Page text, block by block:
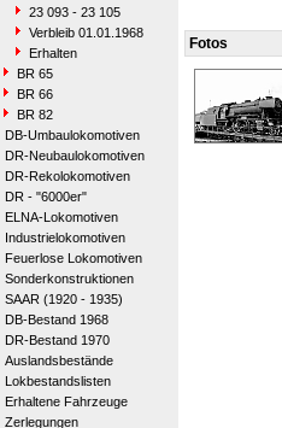
23 093 - 23 105
Verbleib 01.01.1968
Erhalten
BR 65
BR 66
BR 82
DB-Umbaulokomotiven
DR-Neubaulokomotiven
DR-Rekolokomotiven
DR - "6000er"
ELNA-Lokomotiven
Industrielokomotiven
Feuerlose Lokomotiven
Sonderkonstruktionen
SAAR (1920 - 1935)
DB-Bestand 1968
DR-Bestand 1970
Auslandsbestände
Lokbestandslisten
Erhaltene Fahrzeuge
Zerlegungen
Fotos